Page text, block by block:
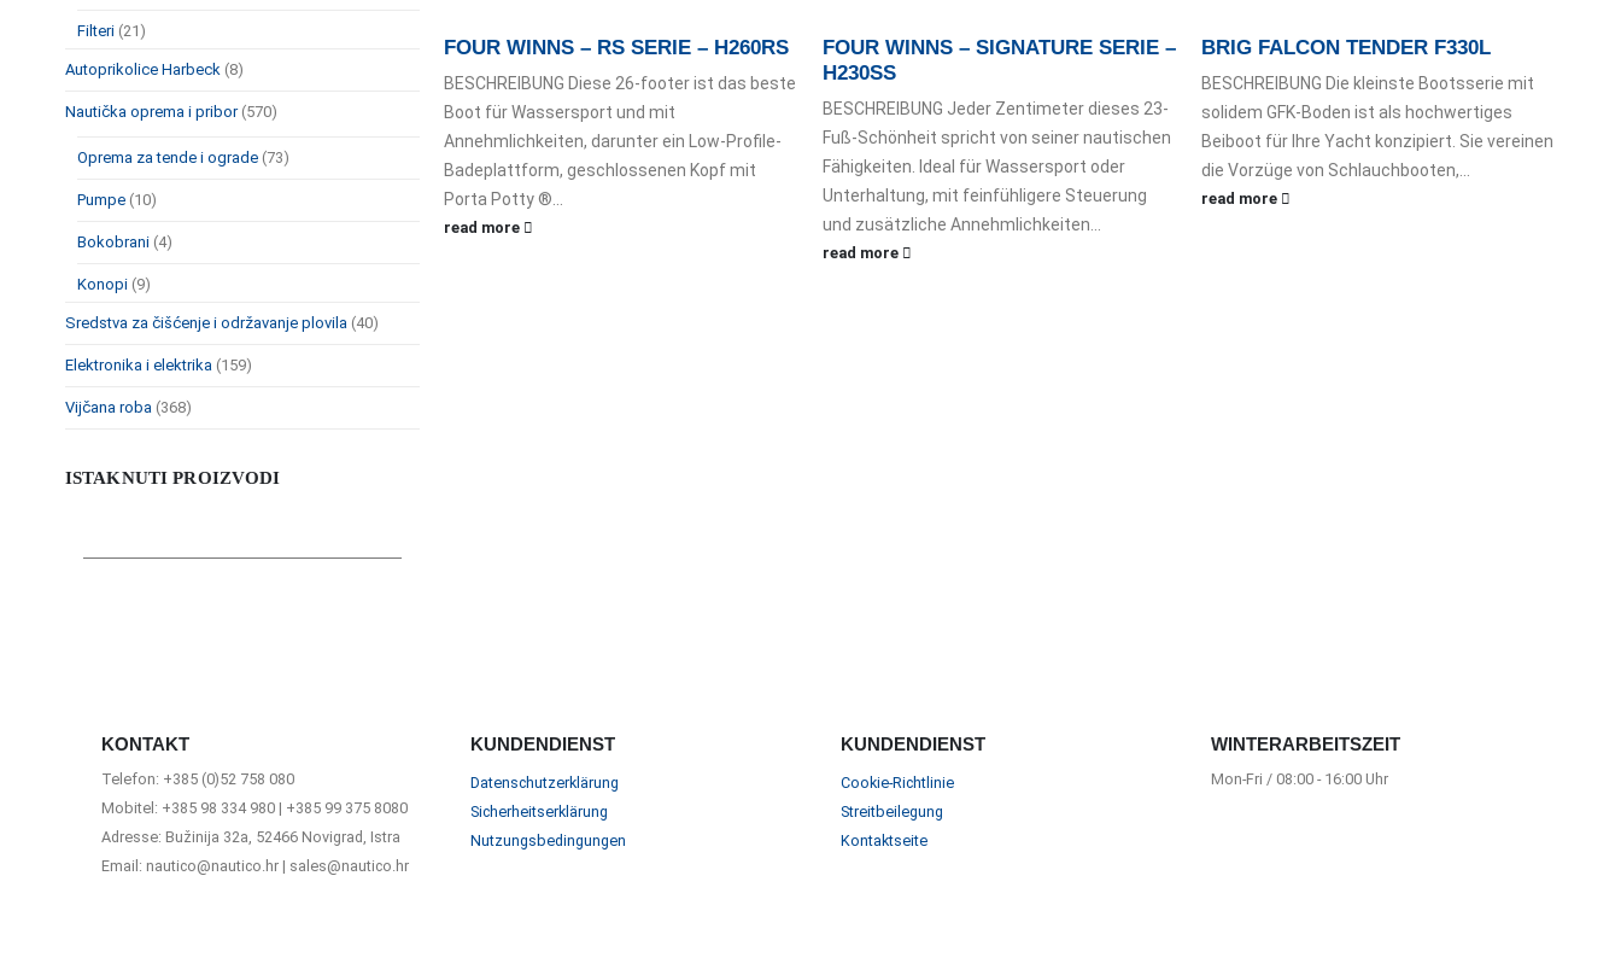
FOUR WINNS – RS SERIE – H260RS
BESCHREIBUNG Diese 26-footer ist das beste
Boot für Wassersport und mit
Annehmlichkeiten, darunter ein Low-Profile-
Badeplattform, geschlossenen Kopf mit
Porta Potty ®...
read more
FOUR WINNS – SIGNATURE SERIE –
H230SS
BESCHREIBUNG Jeder Zentimeter dieses 23-
Fuß-Schönheit spricht von seiner nautischen
Fähigkeiten. Ideal für Wassersport oder
Unterhaltung, mit feinfühligere Steuerung
und zusätzliche Annehmlichkeiten...
read more
BRIG FALCON TENDER F330L
BESCHREIBUNG Die kleinste Bootsserie mit
solidem GFK-Boden ist als hochwertiges
Beiboot für Ihre Yacht konzipiert. Sie vereinen
die Vorzüge von Schlauchbooten,...
read more
Filteri (21)
Autoprikolice Harbeck (8)
Nautička oprema i pribor (570)
Oprema za tende i ograde (73)
Pumpe (10)
Bokobrani (4)
Konopi (9)
Sredstva za čišćenje i održavanje plovila (40)
Elektronika i elektrika (159)
Vijčana roba (368)
ISTAKNUTI PROIZVODI
KONTAKT
Telefon: +385 (0)52 758 080
Mobitel: +385 98 334 980 | +385 99 375 8080
Adresse: Bužinija 32a, 52466 Novigrad, Istra
Email: nautico@nautico.hr | sales@nautico.hr
KUNDENDIENST
Datenschutzerklärung
Sicherheitserklärung
Nutzungsbedingungen
KUNDENDIENST
Cookie-Richtlinie
Streitbeilegung
Kontaktseite
WINTERARBEITSZEIT
Mon-Fri / 08:00 - 16:00 Uhr